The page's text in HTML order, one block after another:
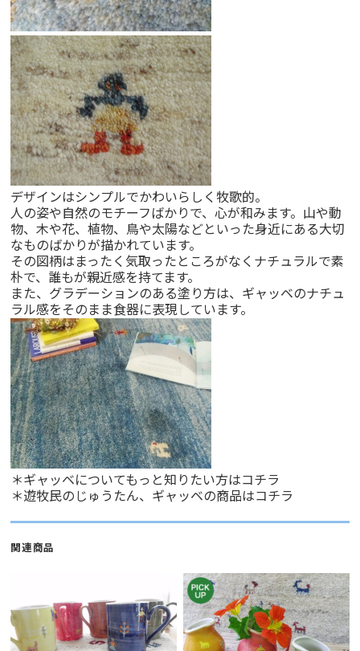
デザインはシンプルでかわいらしく牧歌的。
人の姿や自然のモチーフばかりで、心が和みます。山や動
物、木や花、植物、鳥や太陽などといった身近にある大切
なものばかりが描かれています。
その図柄はまったく気取ったところがなくナチュラルで素
朴で、誰もが親近感を持てます。
また、グラデーションのある塗り方は、ギャッベのナチュ
ラル感をそのまま食器に表現しています。
＊ギャッベについてもっと知りたい方はコチラ
＊遊牧民のじゅうたん、ギャッベの商品はコチラ
関連商品